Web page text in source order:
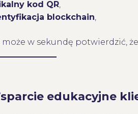
kod QR,
blockchain,
w sekundę potwierdzić,
edukacyjne